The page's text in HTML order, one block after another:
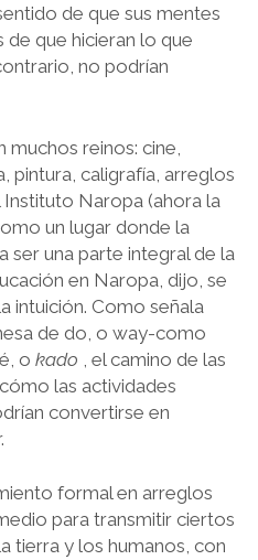
de que sus mentes
que hicieran lo que
no podrían
reinos: cine,
pintura, caligrafía, arreglos
Naropa (ahora la
un lugar donde la
ser una parte integral de la
en Naropa, dijo, se
intuición. Como señala
de do, o way-como
o kado , el camino de las
las actividades
convertirse en
formal en arreglos
para transmitir ciertos
tierra y los humanos, con